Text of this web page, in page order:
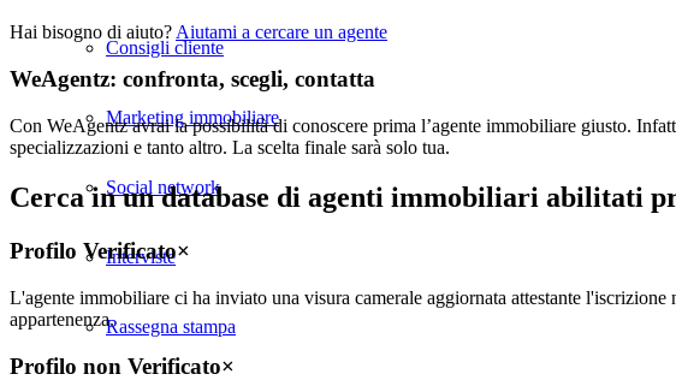
Consigli cliente
Marketing immobiliare
Social network
Interviste
Rassegna stampa
Hai bisogno di aiuto? Aiutami a cercare un agente
WeAgentz: confronta, scegli, contatta
Con WeAgentz avrai la possibilità di conoscere prima l’agente immobiliare giusto.
specializzazioni e tanto altro. La scelta finale sarà solo tua.
Cerca in un database di agenti immobiliari abilitati
Profilo Verificato×
L'agente immobiliare ci ha inviato una visura camerale aggiornata attestante
appartenenza.
Profilo non Verificato×